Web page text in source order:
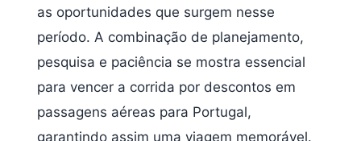
as oportunidades que surgem nesse
período. A combinação de planejamento,
pesquisa e paciência se mostra essencial
para vencer a corrida por descontos em
passagens aéreas para Portugal,
garantindo assim uma viagem memorável.